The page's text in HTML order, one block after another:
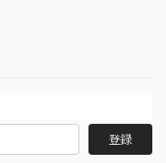
登録